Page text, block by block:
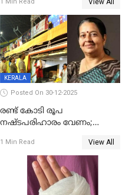
ലോറി സ്കൂട്ടറിൽ ഇടിച്ചു :
യുവതിക്ക് ദാരുണാന്ത്യം
1 Min Read View All
KERALA
Posted On 30-12-2025
രണ്ട് കോടി രൂപ
നഷ്ടപരിഹാരം വേണം;
നോട്ടീസയച്ച് ഉമാ തോമസ്
1 Min Read View All